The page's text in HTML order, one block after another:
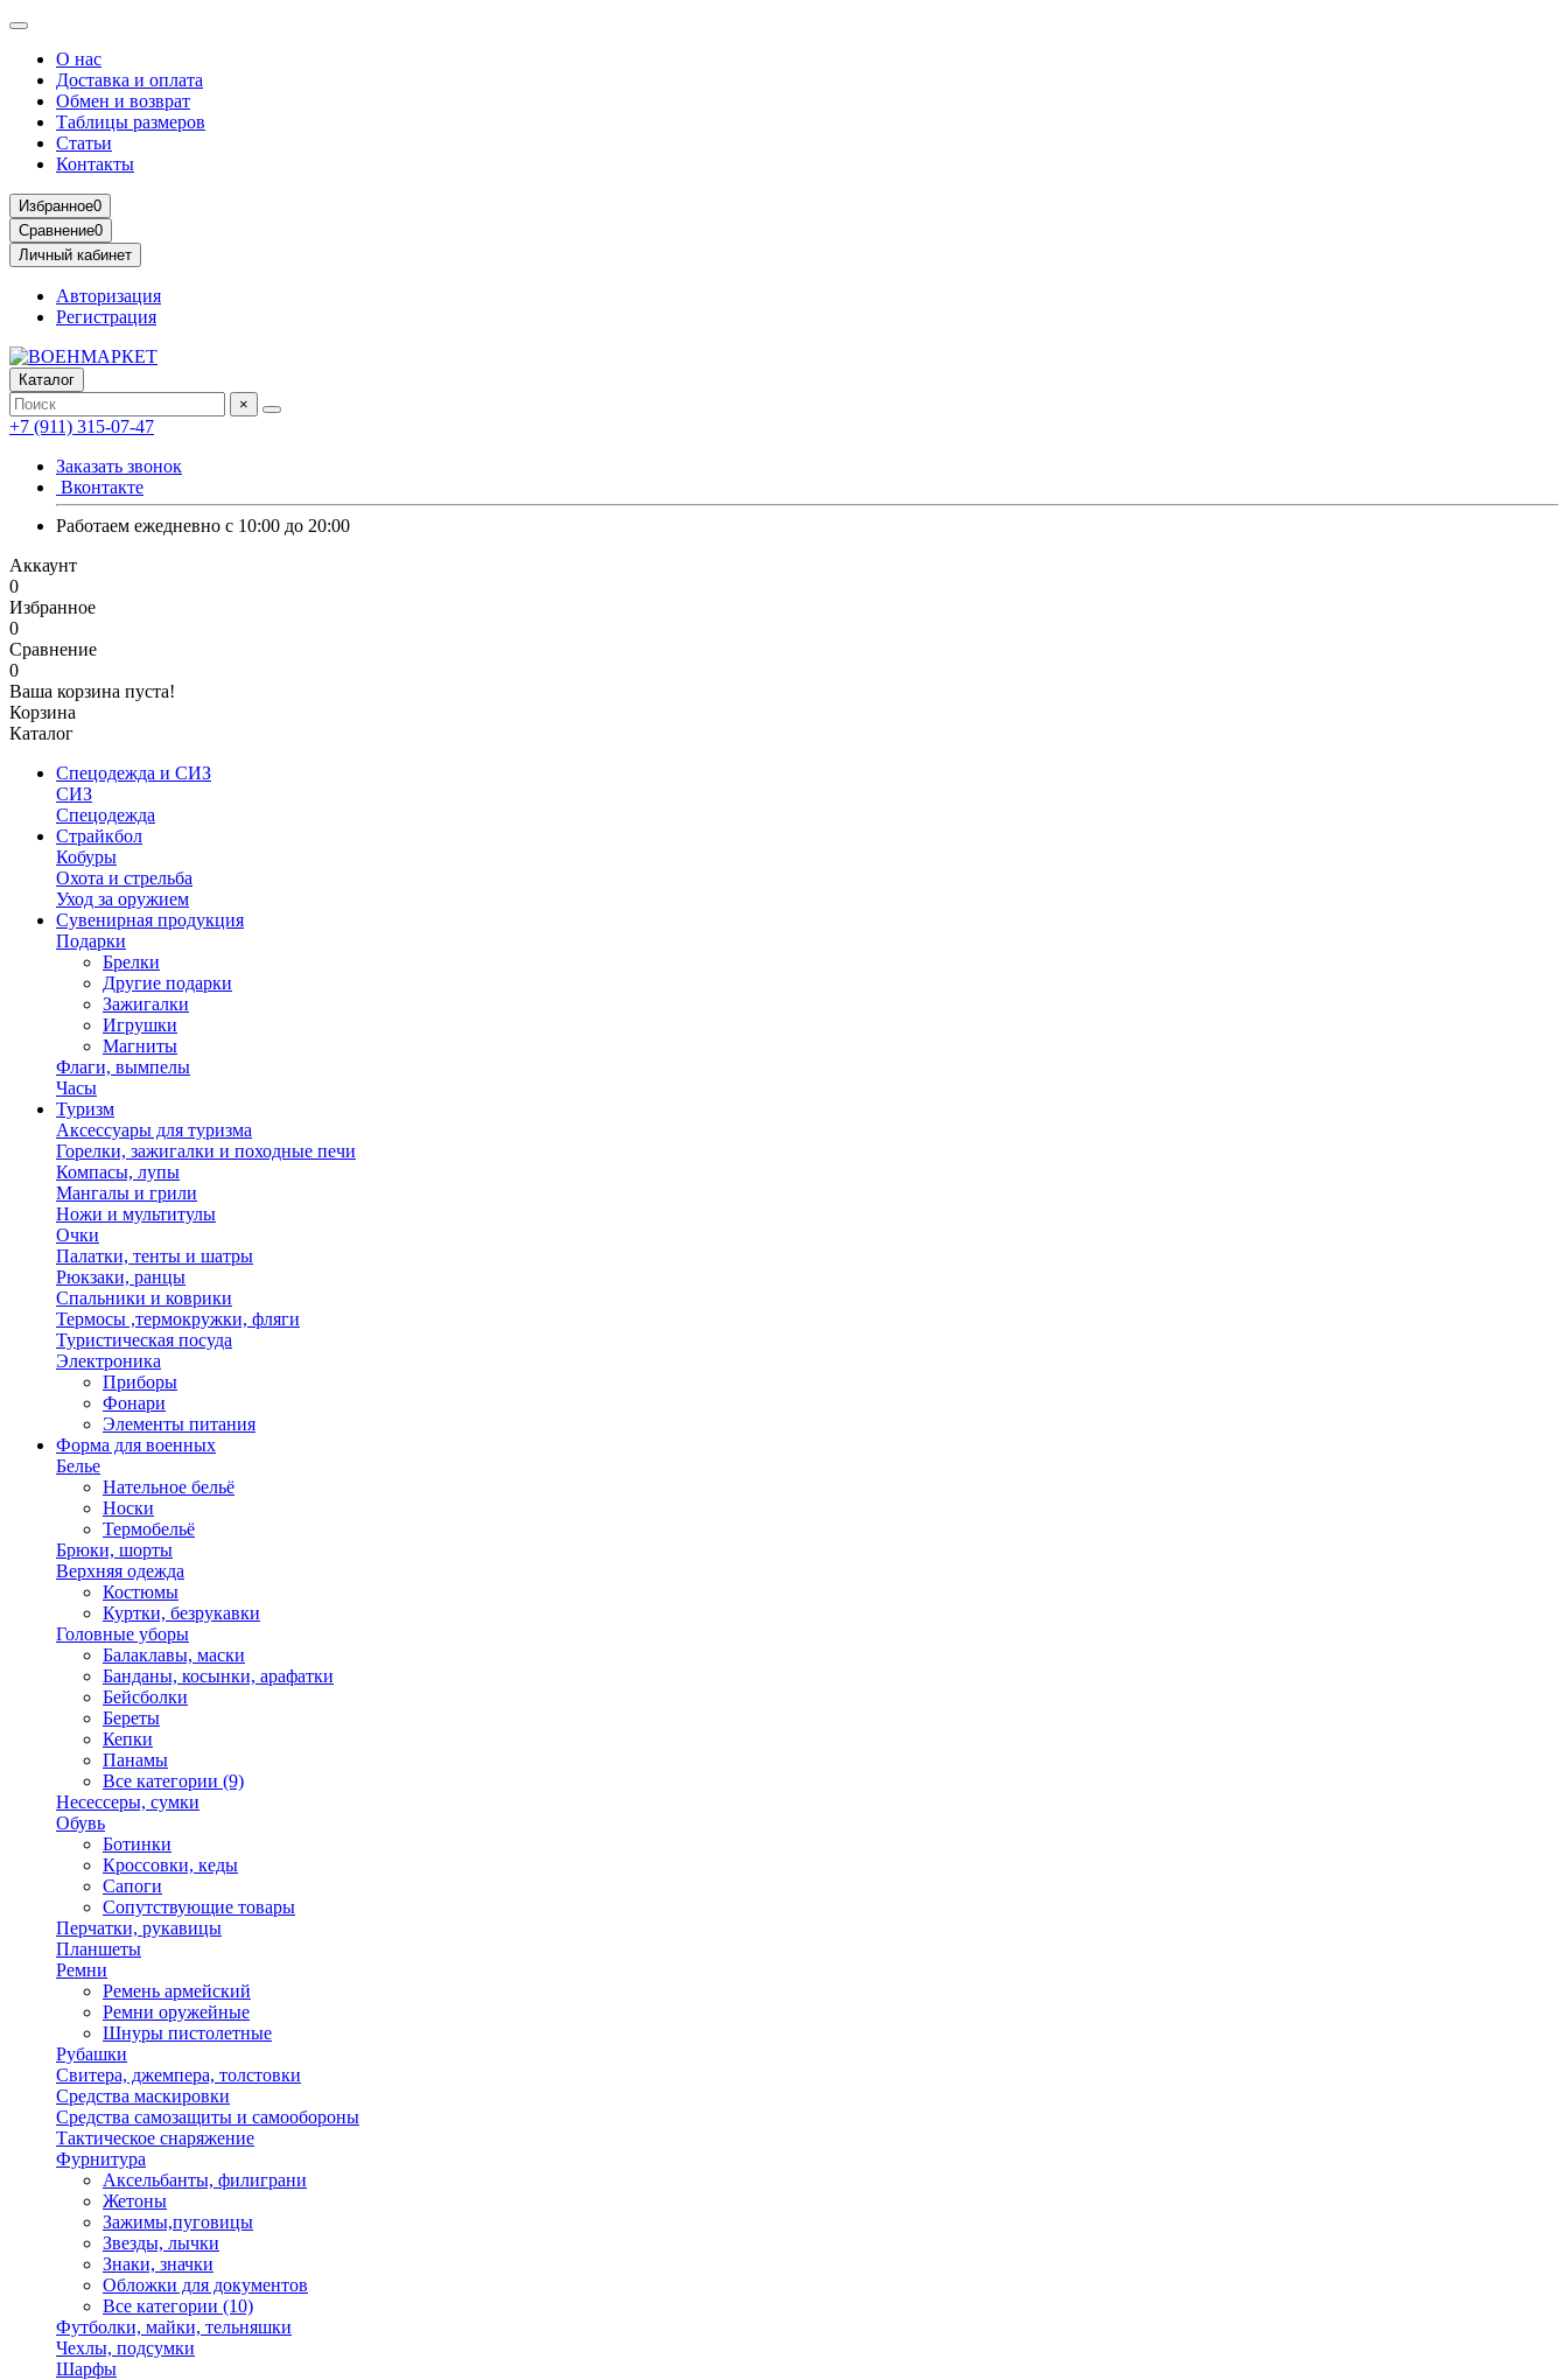
О нас
Доставка и оплата
Обмен и возврат
Таблицы размеров
Статьи
Контакты
Избранное0
Сравнение0
Личный кабинет
Авторизация
Регистрация
Каталог
×
+7 (911) 315-07-47
Заказать звонок
Вконтакте
Работаем ежедневно с 10:00 до 20:00
Аккаунт
0
Избранное
0
Сравнение
0
Ваша корзина пуста!
Корзина
Каталог
Спецодежда и СИЗ
СИЗ
Спецодежда
Страйкбол
Кобуры
Охота и стрельба
Уход за оружием
Сувенирная продукция
Подарки
Брелки
Другие подарки
Зажигалки
Игрушки
Магниты
Флаги, вымпелы
Часы
Туризм
Аксессуары для туризма
Горелки, зажигалки и походные печи
Компасы, лупы
Мангалы и грили
Ножи и мультитулы
Очки
Палатки, тенты и шатры
Рюкзаки, ранцы
Спальники и коврики
Термосы ,термокружки, фляги
Туристическая посуда
Электроника
Приборы
Фонари
Элементы питания
Форма для военных
Белье
Нательное бельё
Носки
Термобельё
Брюки, шорты
Верхняя одежда
Костюмы
Куртки, безрукавки
Головные уборы
Балаклавы, маски
Банданы, косынки, арафатки
Бейсболки
Береты
Кепки
Панамы
Все категории (9)
Несессеры, сумки
Обувь
Ботинки
Кроссовки, кеды
Сапоги
Сопутствующие товары
Перчатки, рукавицы
Планшеты
Ремни
Ремень армейский
Ремни оружейные
Шнуры пистолетные
Рубашки
Свитера, джемпера, толстовки
Средства маскировки
Средства самозащиты и самообороны
Тактическое снаряжение
Фурнитура
Аксельбанты, филиграни
Жетоны
Зажимы,пуговицы
Звезды, лычки
Знаки, значки
Обложки для документов
Все категории (10)
Футболки, майки, тельняшки
Чехлы, подсумки
Шарфы